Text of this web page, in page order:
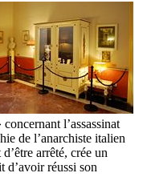
concernant l’assassinat
de l’anarchiste italien
arrêté, crée un
d’avoir réussi son